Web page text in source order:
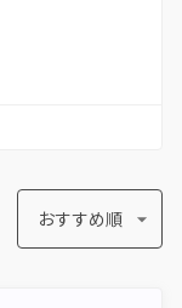
おすすめ順